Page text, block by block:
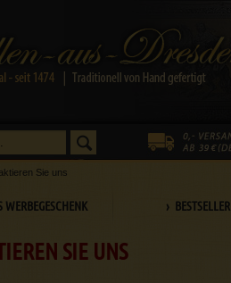
Sie uns
WERBEGESCHENK › BESTSELLER
SIE UNS